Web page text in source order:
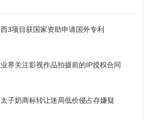
西3项目获国家资助申请国外专利
业界关注影视作品拍摄前的IP授权合同
太子奶商标转让迷局低价侵占存嫌疑